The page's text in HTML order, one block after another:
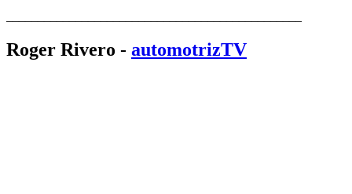
Roger Rivero - automotrizTV